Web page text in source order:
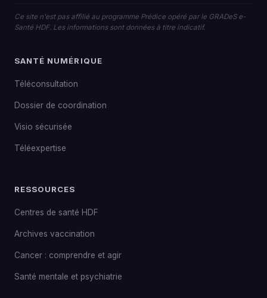
Ce site n'est pas affilié au programme Prédice opéré par le GRADeS e-
Santé HDF. Les informations sont données à titre indicatif.
SANTÉ NUMÉRIQUE
Téléconsultation
Dossier de coordination
Visio sécurisée
Téléexpertise
RESSOURCES
Centres de santé HDF
Archives vaccination
Cancer : comprendre et agir
Santé mentale et psychiatrie